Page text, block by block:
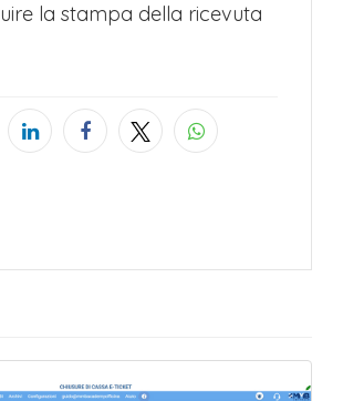
la stampa della ricevuta